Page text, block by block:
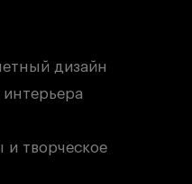
дизайн
и творческое